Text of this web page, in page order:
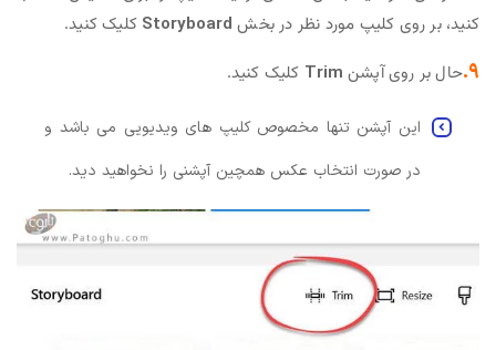
کنید، بر روی کلیپ مورد نظر در بخش Storyboard کلیک کنید.
۹. حال بر روی آپشن Trim کلیک کنید.
این آپشن تنها مخصوص کلیپ های ویدیویی می باشد و
در صورت انتخاب عکس همچین آپشنی را نخواهید دید.